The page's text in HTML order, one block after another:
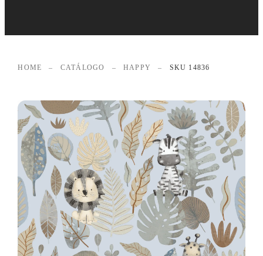
HOME – CATÁLOGO – HAPPY – SKU 14836